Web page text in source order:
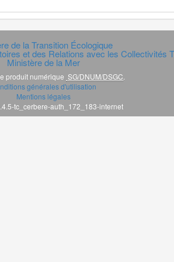
de la Transition Écologique
et des Relations avec les Collectivités
Ministère de la Mer
produit numérique SG/DNUM/DSGC
générales d'utilisation
Mentions légales
tc_cerbere-auth_172_183-internet